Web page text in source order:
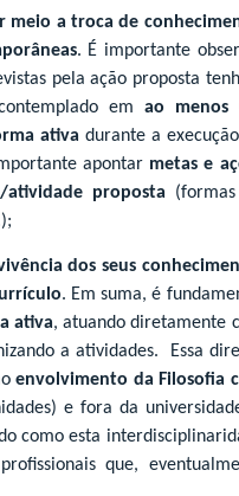
meio a troca de
. É importante
pela ação proposta
em ao menos
ativadurante a
apontar metas e
proposta
dos seus
. Em suma, é
ativa, atuando diretamente
a atividades.
Essa
envolvimento da Filosofia
e fora da
como esta
que,